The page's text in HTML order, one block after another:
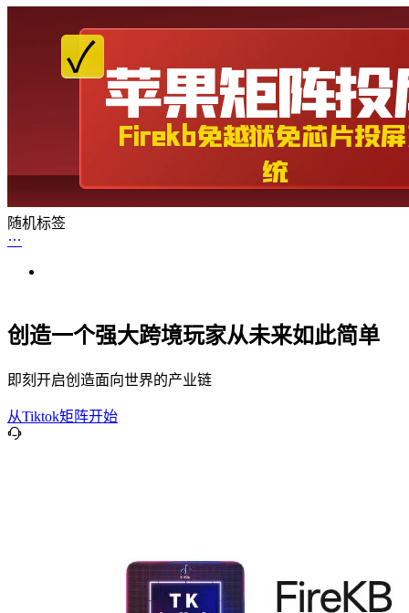
随机标签
创造一个强大跨境玩家从未来如此简单
即刻开启创造面向世界的产业链
从Tiktok矩阵开始